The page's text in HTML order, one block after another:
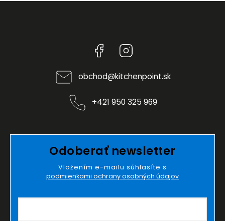
Facebook
obchod@kitchenpoint.sk
+421 950 325 969
Odoberať newsletter
Vložením e-mailu súhlasíte s
podmienkami ochrany osobných údajov